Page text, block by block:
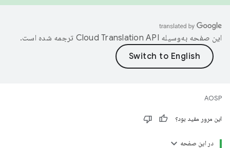
این صفحه به‌وسیله ترجمه شده است.
AOSP
این مرور مفید بود؟
در این صفحه